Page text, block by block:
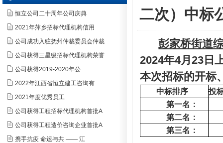
二次）中标
彭家桥街道
2024年4月 23 日
本次招标的开标
中标排序
投
第一名：
第二名：
第三名：
恒立公司二十周年公司庆典
2021年萍乡招标代理机构信用
公司成功入驻抚州仲裁委员会仲裁
公司获得三星级招标代理机构荣誉
公司获得2019-2020年公
2022年江西省恒立建工咨询有
2021年度优秀员工
公司获得工程招标代理机构首批A
公司获得工程造价咨询企业首批A
携手抗疫 命运与共 —— 江